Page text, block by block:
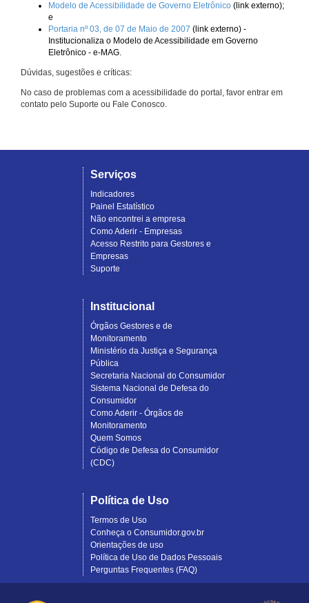
Modelo de Acessibilidade de Governo Eletrônico (link externo);
e
Portaria nº 03, de 07 de Maio de 2007 (link externo) -
Institucionaliza o Modelo de Acessibilidade em Governo
Eletrônico - e-MAG.
Dúvidas, sugestões e críticas:
No caso de problemas com a acessibilidade do portal, favor entrar em
contato pelo Suporte ou Fale Conosco.
Serviços
Indicadores
Painel Estatístico
Não encontrei a empresa
Como Aderir - Empresas
Acesso Restrito para Gestores e
Empresas
Suporte
Institucional
Órgãos Gestores e de
Monitoramento
Ministério da Justiça e Segurança
Pública
Secretaria Nacional do Consumidor
Sistema Nacional de Defesa do
Consumidor
Como Aderir - Órgãos de
Monitoramento
Quem Somos
Código de Defesa do Consumidor
(CDC)
Política de Uso
Termos de Uso
Conheça o Consumidor.gov.br
Orientações de uso
Política de Uso de Dados Pessoais
Perguntas Frequentes (FAQ)